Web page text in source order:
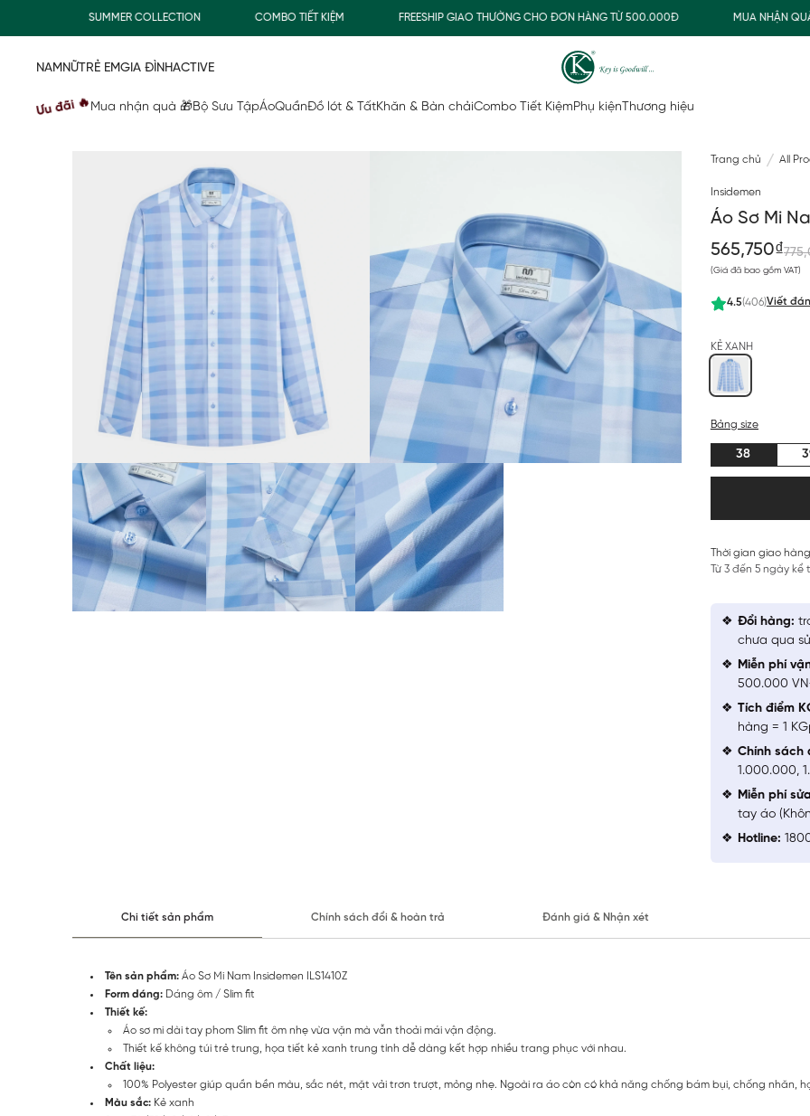
SUMMER COLLECTION COMBO TIẾT KIỆM FREESHIP GIAO THƯỜNG CHO ĐƠN HÀNG TỪ 500.000Đ MUA NHẬN QUÀ
NAMNỮTRẺ EMGIA ĐÌNHACTIVE
Ưu đãi 🔥 Mua nhận quà 🎁Bộ Sưu TậpÁoQuầnĐồ lót & TấtKhăn & Bàn chảiCombo Tiết KiệmPhụ kiện Thương hiệu
Trang chủ All
Insidemen
Áo Sơ Mi
565,750₫
(Giá đã bao gồm VAT)
4.5(406)Viết
KẺ XANH
Bảng size
38
Thời gian giao
Từ 3 đến 5 ngày
Đổi hàng:
chưa qua
Miễn phí
500.000
Tích điểm
hàng = 1
Chính sách
1.000.000,
Miễn phí
tay áo
Hotline:
Chi tiết sản phẩm Chính sách đổi & hoàn trả Đánh giá & Nhận xét
Tên sản phẩm: Áo Sơ Mi Nam Insidemen ILS1410Z
Form dáng: Dáng ôm / Slim fit
Thiết kế:
Áo sơ mi dài tay phom Slim fit ôm nhẹ vừa vặn mà vẫn thoải mái vận động.
Thiết kế không túi trẻ trung, họa tiết kẻ xanh trung tính dễ dàng kết hợp nhiều trang phục với nhau.
Chất liệu:
100% Polyester giúp quần bền màu, sắc nét, mặt vải trơn trượt, mỏng nhẹ. Ngoài ra áo còn có khả năng chống bám bụi, chống nhăn,
Màu sắc: Kẻ xanh